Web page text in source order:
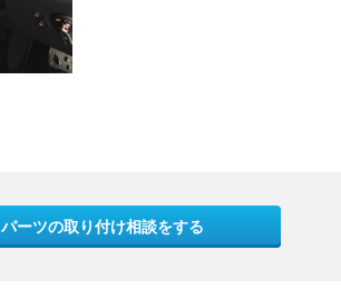
パーツの取り付け相談をする